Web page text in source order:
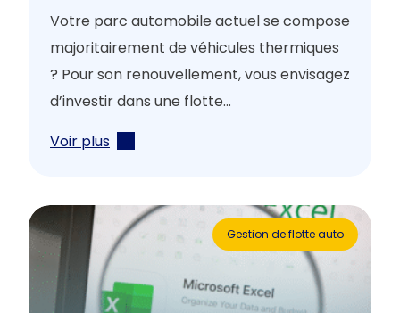
Votre parc automobile actuel se compose
majoritairement de véhicules thermiques
? Pour son renouvellement, vous envisagez
d’investir dans une flotte...
Voir plus
Gestion de flotte auto